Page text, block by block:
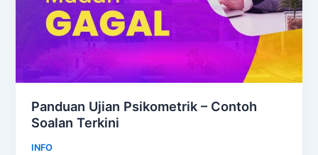
Panduan Ujian Psikometrik – Contoh
Soalan Terkini
INFO